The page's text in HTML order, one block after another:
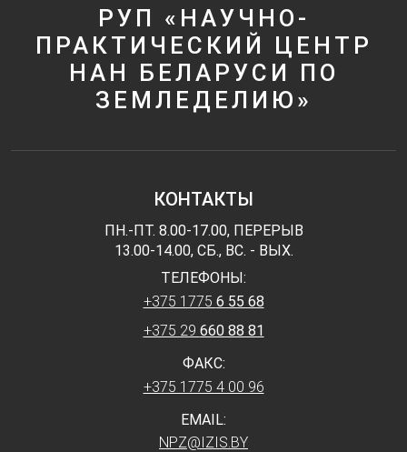
РУП «НАУЧНО-
ПРАКТИЧЕСКИЙ ЦЕНТР
НАН БЕЛАРУСИ ПО
ЗЕМЛЕДЕЛИЮ»
КОНТАКТЫ
ПН.-ПТ. 8.00-17.00, ПЕРЕРЫВ
13.00-14.00, СБ., ВС. - ВЫХ.
ТЕЛЕФОНЫ:
+375 1775 6 55 68
+375 29 660 88 81
ФАКС:
+375 1775 4 00 96
EMAIL:
NPZ@IZIS.BY